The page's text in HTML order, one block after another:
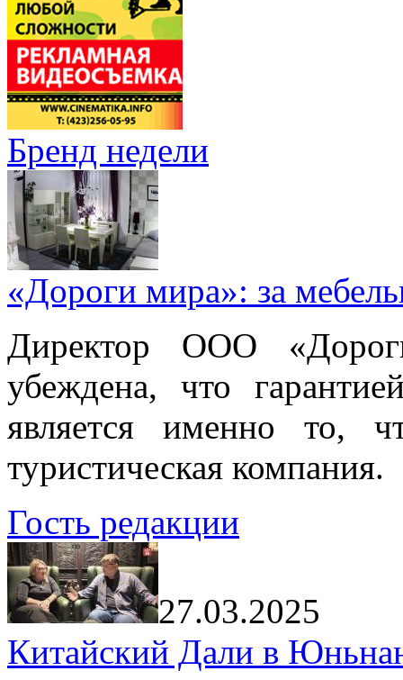
Бренд недели
«Дороги мира»: за
Директор ООО
убеждена, что
является именно то,
туристическая компания.
Гость редакции
27.03.2025
Китайский Дали в